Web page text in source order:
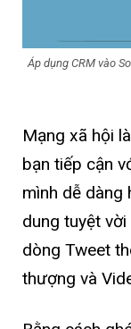
Áp dụng CRM vào
Mạng xã hội
bạn tiếp cận
mình dễ dàng
dung tuyệt
dòng Tweet
thượng và